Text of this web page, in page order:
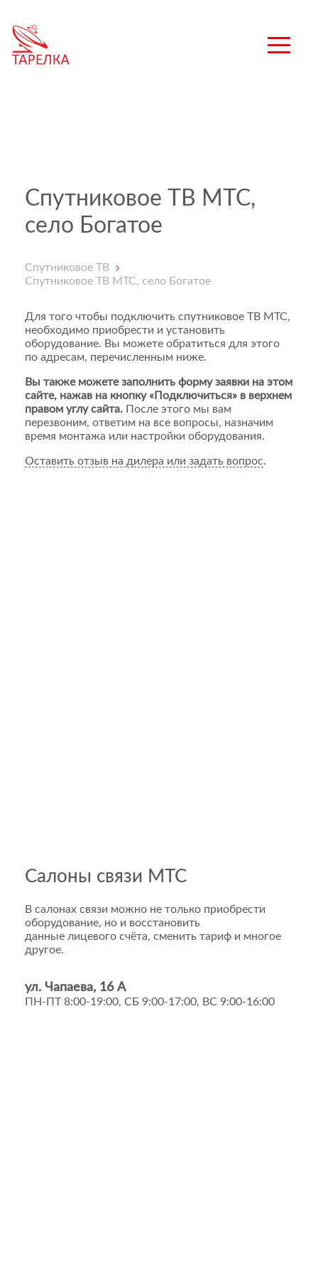
Спутниковое ТВ МТС,
село Богатое
Спутниковое ТВ
Спутниковое ТВ МТС, село Богатое
Для того чтобы подключить спутниковое ТВ МТС,
необходимо приобрести и установить
оборудование. Вы можете обратиться для этого
по адресам, перечисленным ниже.
Вы также можете заполнить форму заявки на этом
сайте, нажав на кнопку «Подключиться» в верхнем
правом углу сайта. После этого мы вам
перезвоним, ответим на все вопросы, назначим
время монтажа или настройки оборудования.
Оставить отзыв на дилера или задать вопрос.
Салоны связи МТС
В салонах связи можно не только приобрести
оборудование, но и восстановить
данные лицевого счёта, сменить тариф и многое
другое.
ул. Чапаева, 16 А
ПН-ПТ 8:00-19:00, СБ 9:00-17:00, ВС 9:00-16:00